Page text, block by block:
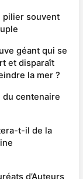
pilier souvent
géant qui se
et disparaît
la mer ?
du centenaire
t-il de la
d’Auteurs